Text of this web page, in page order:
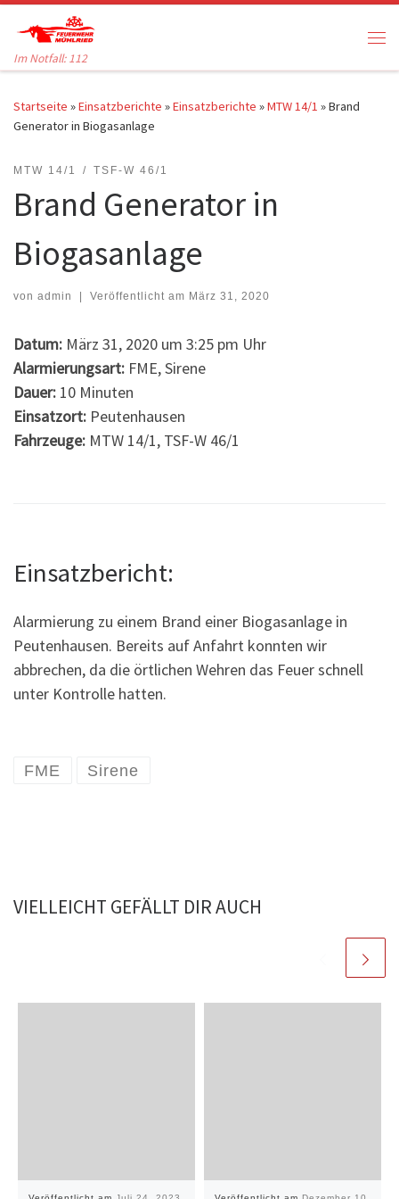
Zum Inhalt springen
Im Notfall: 112
Startseite »Einsatzberichte »Einsatzberichte »MTW 14/1 »Brand
Generator in Biogasanlage
MTW 14/1 TSF-W 46/1
Brand Generator in
Biogasanlage
von admin | Veröffentlicht am März 31, 2020
Datum: März 31, 2020 um 3:25 pm Uhr
Alarmierungsart: FME, Sirene
Dauer: 10 Minuten
Einsatzort: Peutenhausen
Fahrzeuge: MTW 14/1, TSF-W 46/1
Einsatzbericht:
Alarmierung zu einem Brand einer Biogasanlage in
Peutenhausen. Bereits auf Anfahrt konnten wir
abbrechen, da die örtlichen Wehren das Feuer schnell
unter Kontrolle hatten.
FME Sirene
VIELLEICHT GEFÄLLT DIR AUCH